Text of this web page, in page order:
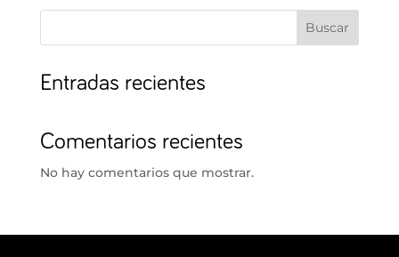
Buscar
Entradas recientes
Comentarios recientes
No hay comentarios que mostrar.